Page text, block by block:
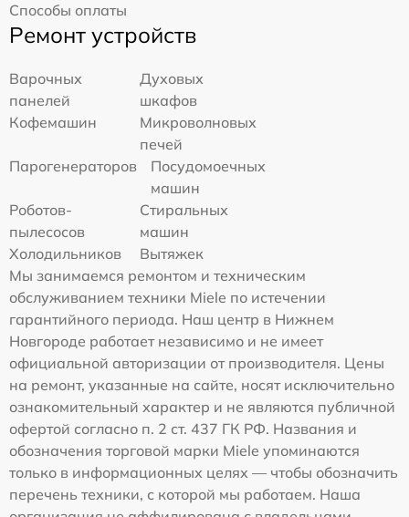
Способы оплаты
Ремонт устройств
Варочных
панелей
Духовых
шкафов
Кофемашин
Микроволновых
печей
Парогенераторов
Посудомоечных
машин
Роботов-
пылесосов
Стиральных
машин
Холодильников
Вытяжек
Мы занимаемся ремонтом и техническим
обслуживанием техники Miele по истечении
гарантийного периода. Наш центр в Нижнем
Новгороде работает независимо и не имеет
официальной авторизации от производителя. Цены
на ремонт, указанные на сайте, носят исключительно
ознакомительный характер и не являются публичной
офертой согласно п. 2 ст. 437 ГК РФ. Названия и
обозначения торговой марки Miele упоминаются
только в информационных целях — чтобы обозначить
перечень техники, с которой мы работаем. Наша